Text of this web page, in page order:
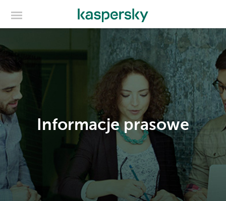
Informacje prasowe